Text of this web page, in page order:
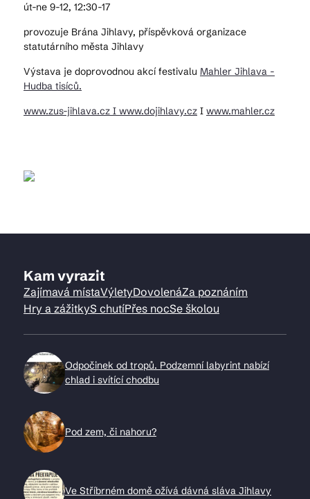
út-ne 9-12, 12:30-17
provozuje Brána Jihlavy, příspěvková organizace
statutárního města Jihlavy
Výstava je doprovodnou akcí festivalu Mahler Jihlava -
Hudba tisíců.
www.zus-jihlava.cz I www.dojihlavy.cz I www.mahler.cz
Kam vyrazit
Zajímavá místaVýletyDovolenáZa poznáním
Hry a zážitkyS chutíPřes nocSe školou
Odpočinek od tropů. Podzemní labyrint nabízí
chlad i svítící chodbu
Pod zem, či nahoru?
Ve Stříbrném domě ožívá dávná sláva Jihlavy